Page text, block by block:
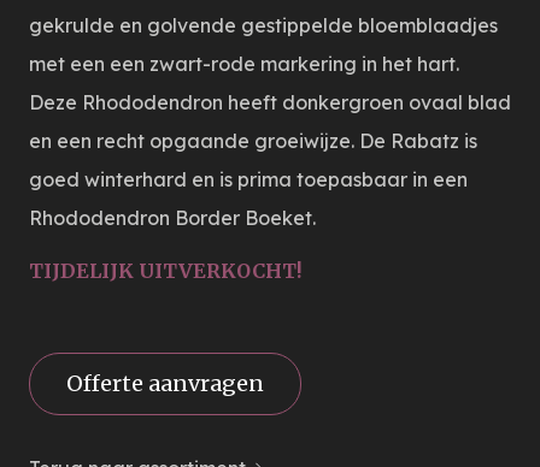
gekrulde en golvende gestippelde bloemblaadjes
met een een zwart-rode markering in het hart.
Deze Rhododendron heeft donkergroen ovaal blad
en een recht opgaande groeiwijze. De Rabatz is
goed winterhard en is prima toepasbaar in een
Rhododendron Border Boeket.
TIJDELIJK UITVERKOCHT!
Offerte aanvragen